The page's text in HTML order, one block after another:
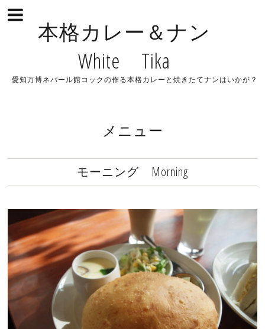
本格カレー＆ナン
White Tika
愛知万博ネパール館コックの作る本格カレーと焼きたてナンはいかが？
メニュー
モーニング Morning